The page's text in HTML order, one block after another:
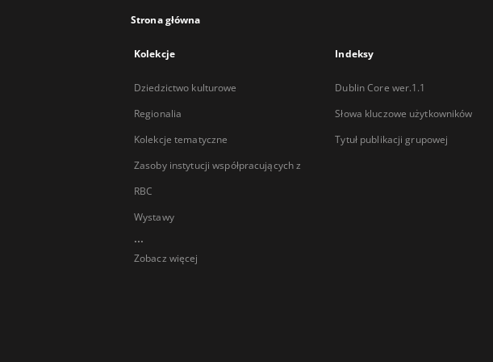
Strona główna
Kolekcje
Dziedzictwo kulturowe
Regionalia
Kolekcje tematyczne
Zasoby instytucji współpracujących z
RBC
Wystawy
...
Zobacz więcej
Indeksy
Dublin Core wer.1.1
Słowa kluczowe użytkowników
Tytuł publikacji grupowej